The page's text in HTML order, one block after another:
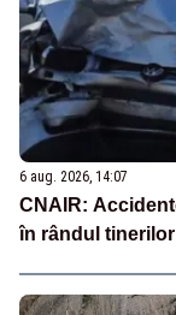
6 aug. 2026, 14:07
CNAIR:
în rândul